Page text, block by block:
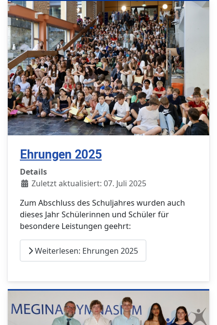
Ehrungen 2025
Details
Zuletzt aktualisiert: 07. Juli 2025
Zum Abschluss des Schuljahres wurden auch
dieses Jahr Schülerinnen und Schüler für
besondere Leistungen geehrt:
Weiterlesen: Ehrungen 2025